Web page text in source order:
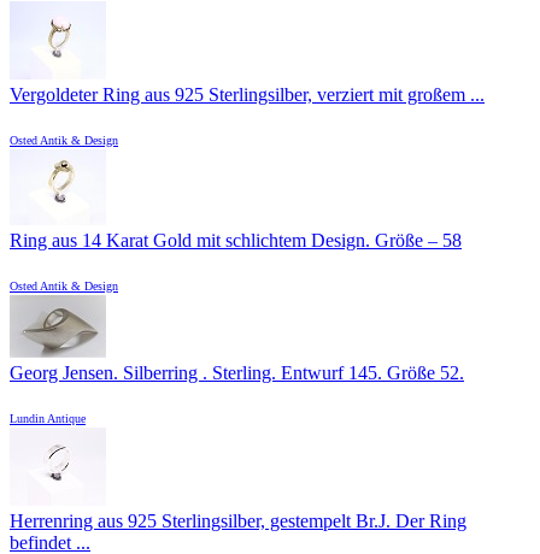
Vergoldeter Ring aus 925 Sterlingsilber, verziert mit großem ...
Osted Antik & Design
Ring aus 14 Karat Gold mit schlichtem Design. Größe – 58
Osted Antik & Design
Georg Jensen. Silberring . Sterling. Entwurf 145. Größe 52.
Lundin Antique
Herrenring aus 925 Sterlingsilber, gestempelt Br.J. Der Ring
befindet ...